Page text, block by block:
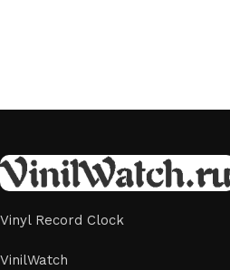
Vinyl Record Clock
VinilWatch